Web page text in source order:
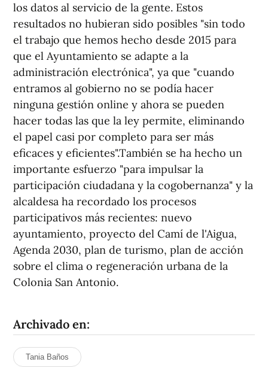
los datos al servicio de la gente. Estos
resultados no hubieran sido posibles "sin todo
el trabajo que hemos hecho desde 2015 para
que el Ayuntamiento se adapte a la
administración electrónica", ya que "cuando
entramos al gobierno no se podía hacer
ninguna gestión online y ahora se pueden
hacer todas las que la ley permite, eliminando
el papel casi por completo para ser más
eficaces y eficientes".También se ha hecho un
importante esfuerzo "para impulsar la
participación ciudadana y la cogobernanza" y la
alcaldesa ha recordado los procesos
participativos más recientes: nuevo
ayuntamiento, proyecto del Camí de l'Aigua,
Agenda 2030, plan de turismo, plan de acción
sobre el clima o regeneración urbana de la
Colonia San Antonio.
Archivado en:
Tania Baños